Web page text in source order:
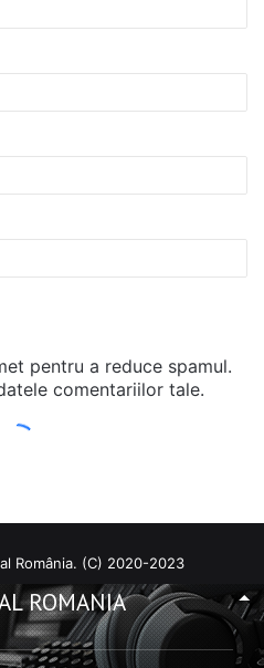
România. (C) 2020-2023
Facebook
RSS
ROMANIA